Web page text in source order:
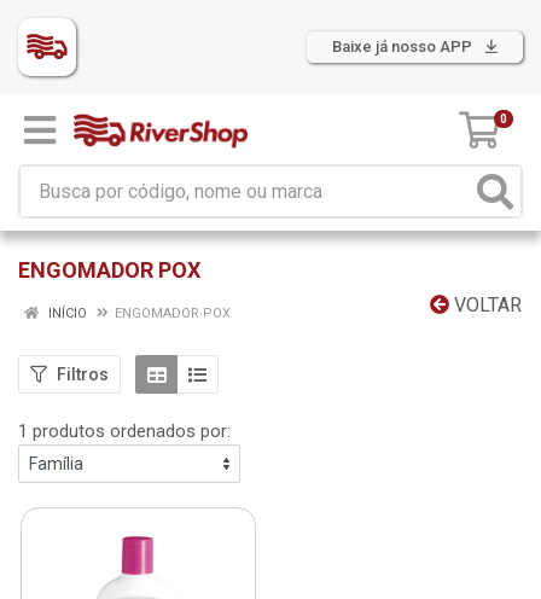
Baixe já nosso APP
0
ENGOMADOR POX
VOLTAR
INÍCIO ENGOMADOR POX
Filtros
1 produtos ordenados por: